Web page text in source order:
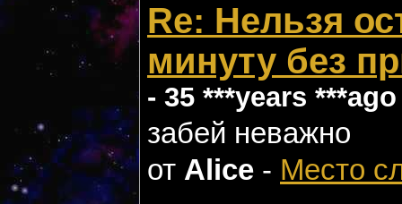
Re: Нельзя
минуту без
- 35 ***years ***ago
забей неважно
от Alice - Место